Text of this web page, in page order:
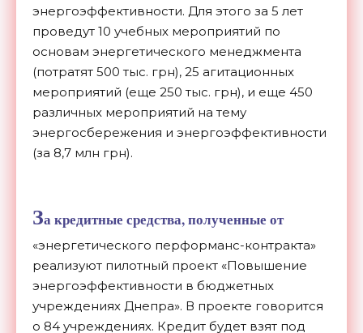
энергоэффективности. Для этого за 5 лет
проведут 10 учебных мероприятий по
основам энергетического менеджмента
(потратят 500 тыс. грн), 25 агитационных
мероприятий (еще 250 тыс. грн), и еще 450
различных мероприятий на тему
энергосбережения и энергоэффективности
(за 8,7 млн грн).
За кредитные средства, полученные от
«энергетического перформанс-контракта»
реализуют пилотный проект «Повышение
энергоэффективности в бюджетных
учреждениях Днепра». В проекте говорится
о 84 учреждениях. Кредит будет взят под